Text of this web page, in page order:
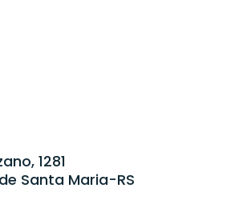
1281
Santa Maria-RS